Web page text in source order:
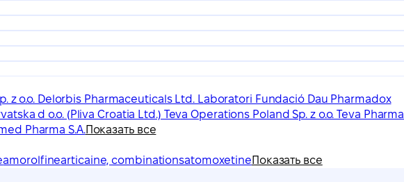
z o.o. Delorbis Pharmaceuticals Ltd. Laboratori Fundació Dau Pharmadox
d o.o. (Pliva Croatia Ltd.) Teva Operations Poland Sp. z o.o. Teva Pharma
Pharma S.A.Показать все
amorolfinearticaine, combinationsatomoxetineПоказать все